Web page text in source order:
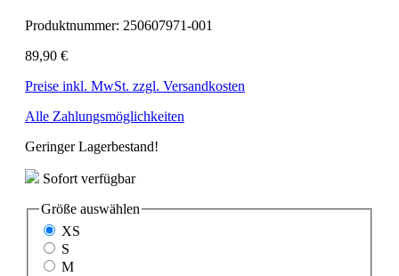
Produktnummer: 250607971-001
89,90 €
Preise inkl. MwSt. zzgl. Versandkosten
Alle Zahlungsmöglichkeiten
Geringer Lagerbestand!
Sofort verfügbar
Größe auswählen
XS
S
M